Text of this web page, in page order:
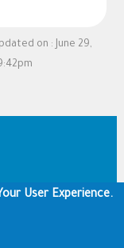
on : June 29,
Policy
User Experience.